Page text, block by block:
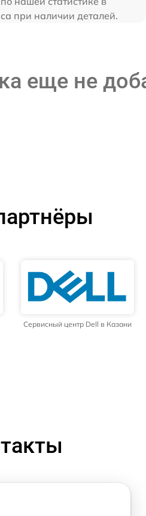
при наличии деталей.
еще не
Сервисный центр Dell в Казани